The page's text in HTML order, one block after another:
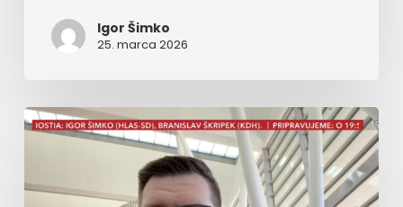
Igor Šimko
25. marca 2026
Stopka
ropy
–